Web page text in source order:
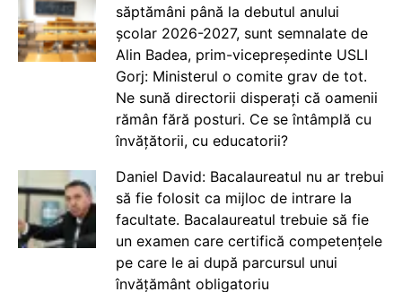
săptămâni până la debutul anului
școlar 2026-2027, sunt semnalate de
Alin Badea, prim-vicepreședinte USLI
Gorj: Ministerul o comite grav de tot.
Ne sună directorii disperați că oamenii
rămân fără posturi. Ce se întâmplă cu
învățătorii, cu educatorii?
Daniel David: Bacalaureatul nu ar trebui
să fie folosit ca mijloc de intrare la
facultate. Bacalaureatul trebuie să fie
un examen care certifică competențele
pe care le ai după parcursul unui
învățământ obligatoriu